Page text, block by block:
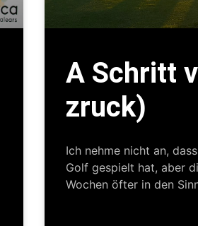
A Schritt
zruck)
Ich nehme nicht an,
Golf gespielt hat, aber
Wochen öfter in den